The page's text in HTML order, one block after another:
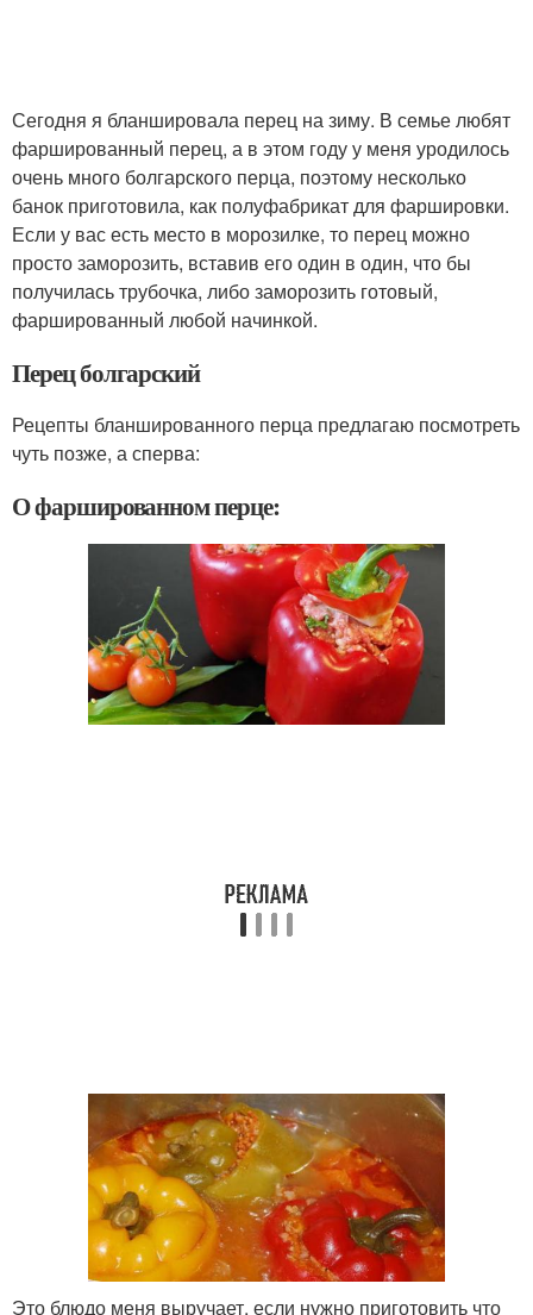
Сегодня я бланшировала перец на зиму. В семье любят
фаршированный перец, а в этом году у меня уродилось
очень много болгарского перца, поэтому несколько
банок приготовила, как полуфабрикат для фаршировки.
Если у вас есть место в морозилке, то перец можно
просто заморозить, вставив его один в один, что бы
получилась трубочка, либо заморозить готовый,
фаршированный любой начинкой.
Перец болгарский
Рецепты бланшированного перца предлагаю посмотреть
чуть позже, а сперва:
О фаршированном перце:
Это блюдо меня выручает, если нужно приготовить что